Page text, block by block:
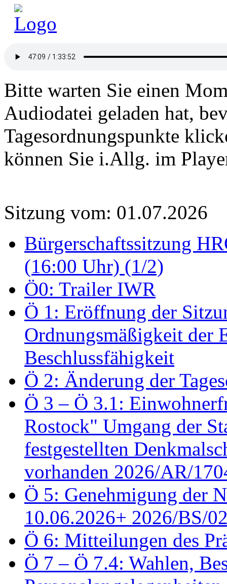
Bitte warten Sie einen
Audiodatei geladen hat,
Tagesordnungspunkte
können Sie i.Allg. im
Sitzung vom: 01.07.2026
Bürgerschaftssitzung
(16:00 Uhr) (1/2)
Ö0: Trailer IWR
Ö 1: Eröffnung der
Ordnungsmäßigkeit der
Beschlussfähigkeit
Ö 2: Änderung der
Ö 3 – Ö 3.1:
Rostock" Umgang der
festgestellten
vorhanden 2026/AR/
Ö 5: Genehmigung der
10.06.2026+ 2026/BS/
Ö 6: Mitteilungen des
Ö 7 – Ö 7.4: Wahlen,